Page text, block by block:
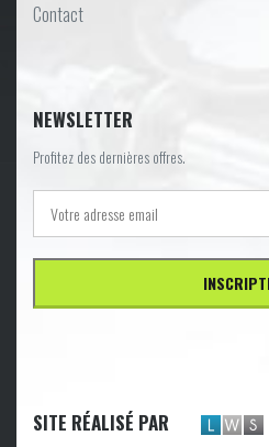
Contact
NEWSLETTER
Profitez des dernières offres.
SITE RÉALISÉ PAR